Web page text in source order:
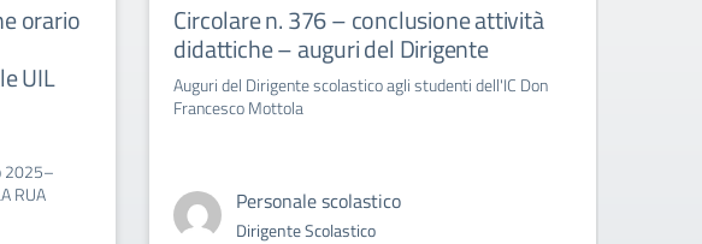
orario
UIL
2025–
RUA
Circolare n. 376 – conclusione attività
didattiche – auguri del Dirigente
Auguri del Dirigente scolastico agli studenti dell'IC Don
Francesco Mottola
Personale scolastico
Dirigente Scolastico